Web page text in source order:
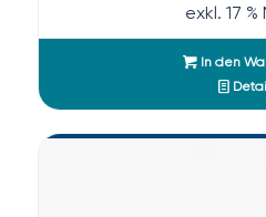
exkl. 17 %
In den